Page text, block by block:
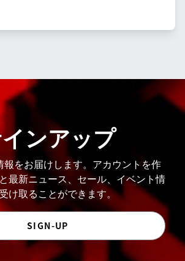
ンアップ
報をお届けします。アカウントを作
最新ニュース、セール、イベント情
け取ることができます。
SIGN-UP